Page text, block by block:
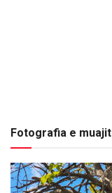
Fotografia e muajit